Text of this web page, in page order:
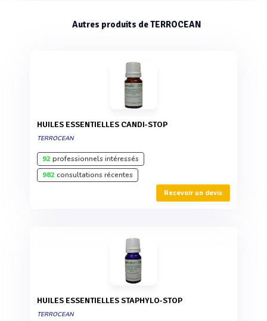
Autres produits de TERROCEAN
HUILES ESSENTIELLES CANDI-STOP
TERROCEAN
92professionnels intéressés
982consultations récentes
Recevoir un devis
HUILES ESSENTIELLES STAPHYLO-STOP
TERROCEAN